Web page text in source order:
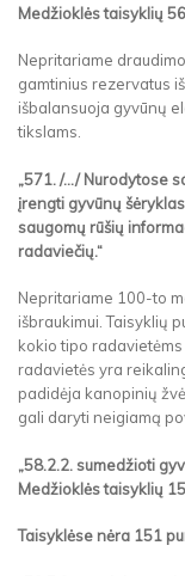
Medžioklės taisyklių
Nepritariame
gamtinius rezervatus
išbalansuoja gyvūnų
tikslams.
„571. /.../ Nurodytose
įrengti gyvūnų
saugomų rūšių
radaviečių.“
Nepritariame 100-to
išbraukimui. Taisyklių
kokio tipo
radavietės yra
padidėja kanopinių
gali daryti neigiamą
„58.2.2. sumedžioti
Medžioklės taisyklių
Taisyklėse nėra 151